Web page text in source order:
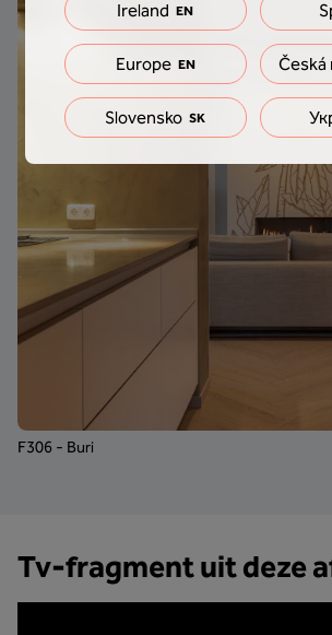
F306 - Buri
Tv-fragment uit deze
Ireland EN
Europe EN Česká
Slovensko SK